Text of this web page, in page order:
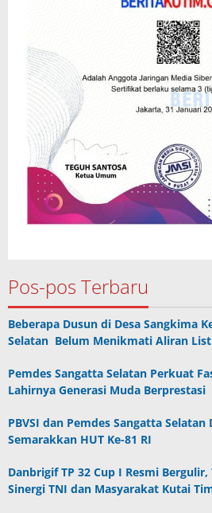
Pos-pos Terbaru
Beberapa Dusun di Desa Sangkima
Selatan Belum Menikmati Aliran
Pemdes Sangatta Selatan Perkuat
Lahirnya Generasi Muda Berprestasi
PBVSI dan Pemdes Sangatta
Semarakkan HUT Ke-81 RI
Danbrigif TP 32 Cup I Resmi
Sinergi TNI dan Masyarakat Kutai